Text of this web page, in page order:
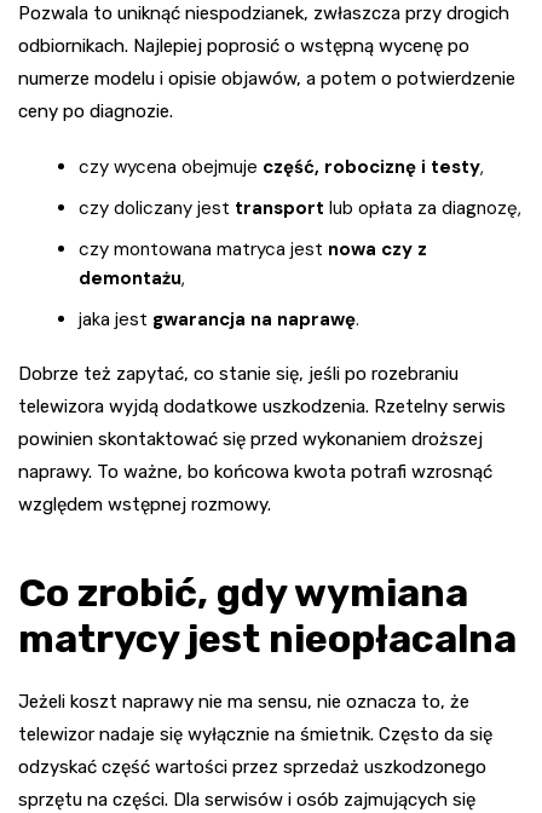
Pozwala to uniknąć niespodzianek, zwłaszcza przy drogich
odbiornikach. Najlepiej poprosić o wstępną wycenę po
numerze modelu i opisie objawów, a potem o potwierdzenie
ceny po diagnozie.
czy wycena obejmuje część, robociznę i testy,
czy doliczany jest transport lub opłata za diagnozę,
czy montowana matryca jest nowa czy z
demontażu,
jaka jest gwarancja na naprawę.
Dobrze też zapytać, co stanie się, jeśli po rozebraniu
telewizora wyjdą dodatkowe uszkodzenia. Rzetelny serwis
powinien skontaktować się przed wykonaniem droższej
naprawy. To ważne, bo końcowa kwota potrafi wzrosnąć
względem wstępnej rozmowy.
Co zrobić, gdy wymiana
matrycy jest nieopłacalna
Jeżeli koszt naprawy nie ma sensu, nie oznacza to, że
telewizor nadaje się wyłącznie na śmietnik. Często da się
odzyskać część wartości przez sprzedaż uszkodzonego
sprzętu na części. Dla serwisów i osób zajmujących się